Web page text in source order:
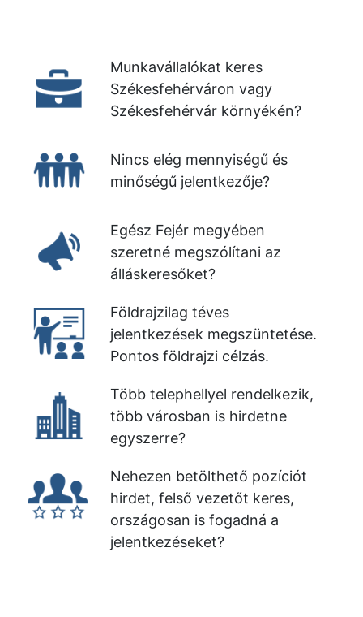
Munkavállalókat keres
Székesfehérváron vagy
Székesfehérvár környékén?
Nincs elég mennyiségű és
minőségű jelentkezője?
Egész Fejér megyében
szeretné megszólítani az
álláskeresőket?
Földrajzilag téves
jelentkezések megszüntetése.
Pontos földrajzi célzás.
Több telephellyel rendelkezik,
több városban is hirdetne
egyszerre?
Nehezen betölthető pozíciót
hirdet, felső vezetőt keres,
országosan is fogadná a
jelentkezéseket?